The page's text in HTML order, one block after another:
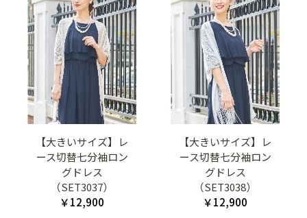
【大きいサイズ】レ
ース切替七分袖ロン
グドレス
（SET3037）
￥12,900
【大きいサイズ】レ
ース切替七分袖ロン
グドレス
（SET3038）
￥12,900